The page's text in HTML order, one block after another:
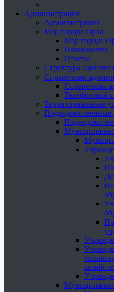
Администрация
Администрация
Мэр города Орла
Мэр города
Полномочия
Отчеты
Структура
Справочник
Справочник
Телефонный
Территориальные
Подведомственные